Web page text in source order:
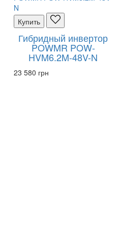
Купить
Гибридный инвертор
POWMR POW-
HVM6.2M-48V-N
23 580 грн